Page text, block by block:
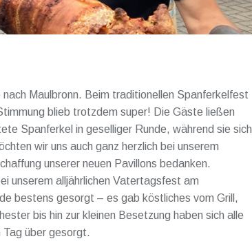
Maulbronn. Beim traditionellen Spanferkelfest
blieb trotzdem super! Die Gäste ließen
Spanferkel in geselliger Runde, während sie sich
wir uns auch ganz herzlich bei unserem
unserer neuen Pavillons bedanken.
unserem alljährlichen Vatertagsfest am
bestens gesorgt – es gab köstliches vom Grill,
bis hin zur kleinen Besetzung haben sich alle
Tag über gesorgt.